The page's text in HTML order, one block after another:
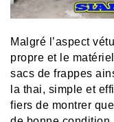
Malgré l’aspect
propre et le
sacs de frappes
la thai, simple et
fiers de montrer